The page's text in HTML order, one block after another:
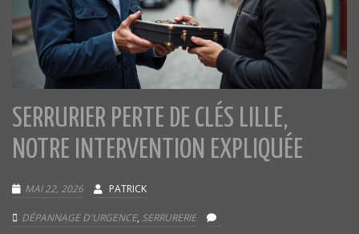
SERRURIER PERTE DE CLÉS LILLE,
NOTRE INTERVENTION EXPLIQUÉE
MAI 22, 2026 PATRICK
DÉPANNAGE D'URGENCE, SERRURERIE